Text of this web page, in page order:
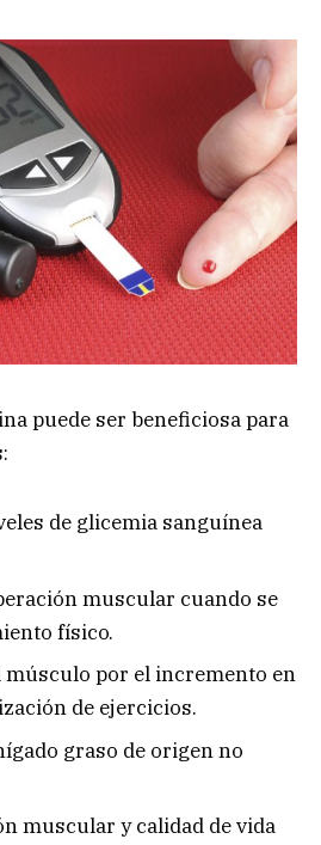
puede ser beneficiosa para
de glicemia sanguínea
muscular cuando se
físico.
por el incremento en
de ejercicios.
graso de origen no
muscular y calidad de vida